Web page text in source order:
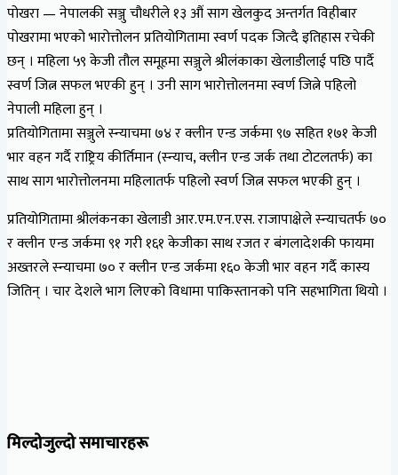
पोखरा — नेपालकी सञ्जु चौधरीले १३ औं साग खेलकुद अन्तर्गत विहीबार
पोखरामा भएको भारोत्तोलन प्रतियोगितामा स्वर्ण पदक जित्दै इतिहास रचेकी
छन् । महिला ५९ केजी तौल समूहमा सञ्जुले श्रीलंकाका खेलाडीलाई पछि पार्दै
स्वर्ण जित्न सफल भएकी हुन् । उनी साग भारोत्तोलनमा स्वर्ण जित्ने पहिलो
नेपाली महिला हुन् ।
प्रतियोगितामा सञ्जुले स्न्याचमा ७४ र क्लीन एन्ड जर्कमा ९७ सहित १७१ केजी
भार वहन गर्दै राष्ट्रिय कीर्तिमान (स्न्याच, क्लीन एन्ड जर्क तथा टोटलतर्फ) का
साथ साग भारोत्तोलनमा महिलातर्फ पहिलो स्वर्ण जित्न सफल भएकी हुन् ।
प्रतियोगितामा श्रीलंकनका खेलाडी आर.एम.एन.एस. राजापाक्षेले स्न्याचतर्फ ७०
र क्लीन एन्ड जर्कमा ९१ गरी १६१ केजीका साथ रजत र बंगलादेशकी फायमा
अख्तरले स्न्याचमा ७० र क्लीन एन्ड जर्कमा १६० केजी भार वहन गर्दै कास्य
जितिन् । चार देशले भाग लिएको विधामा पाकिस्तानको पनि सहभागिता थियो ।
मिल्दोजुल्दो समाचारहरू